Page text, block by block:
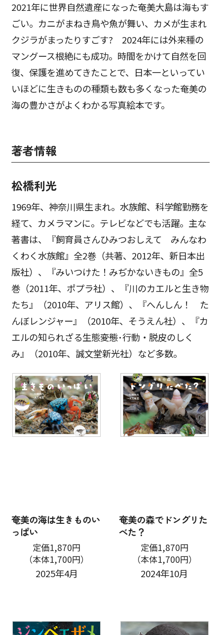
2021年に世界自然遺産になった奄美大島は海もす
ごい。カニがまねき鳥や魚が舞い、カメが生まれ
クジラがまったりすごす? 2024年には外来種の
マングース根絶にも成功。時間をかけて自然を回
復、保護を進めてきたことで、日本一といってい
いほどに生きものの種類も数も多くなった奄美の
海の豊かさがよくわかる写真絵本です。
著者情報
松橋利光
1969年、神奈川県生まれ。水族館、科学館勤務を
経て、カメラマンに。テレビなどでも活躍。主な
著書は、『飼育員さんひみつおしえて みんなわ
くわく水族館』全2巻（共著、2012年、新日本出
版社）、『みいつけた！みぢかないきもの』全5
巻（2011年、ポプラ社）、『川のカエルと生き物
たち』（2010年、アリス館）、『へんしん！ た
んぼレンジャー』（2010年、そうえん社）、『カ
エルの知られざる生態――変態･行動・脱皮のしく
み』（2010年、誠文堂新光社）など多数。
奄美の海は生きものい
っぱい
定価1,870円
（本体1,700円）
2025年4月
奄美の森でドングリた
べた？
定価1,870円
（本体1,700円）
2024年10月